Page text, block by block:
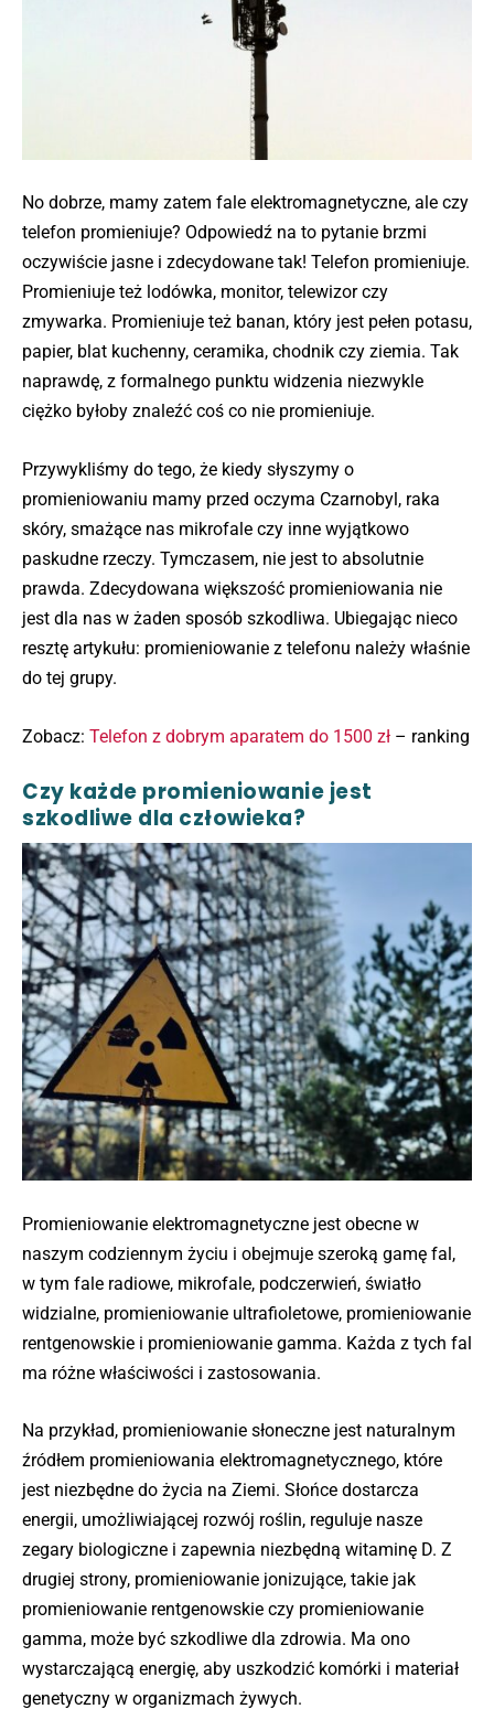
No dobrze, mamy zatem fale elektromagnetyczne, ale czy
telefon promieniuje? Odpowiedź na to pytanie brzmi
oczywiście jasne i zdecydowane tak! Telefon promieniuje.
Promieniuje też lodówka, monitor, telewizor czy
zmywarka. Promieniuje też banan, który jest pełen potasu,
papier, blat kuchenny, ceramika, chodnik czy ziemia. Tak
naprawdę, z formalnego punktu widzenia niezwykle
ciężko byłoby znaleźć coś co nie promieniuje.
Przywykliśmy do tego, że kiedy słyszymy o
promieniowaniu mamy przed oczyma Czarnobyl, raka
skóry, smażące nas mikrofale czy inne wyjątkowo
paskudne rzeczy. Tymczasem, nie jest to absolutnie
prawda. Zdecydowana większość promieniowania nie
jest dla nas w żaden sposób szkodliwa. Ubiegając nieco
resztę artykułu: promieniowanie z telefonu należy właśnie
do tej grupy.
Zobacz: Telefon z dobrym aparatem do 1500 zł – ranking
Czy każde promieniowanie jest
szkodliwe dla człowieka?
Promieniowanie elektromagnetyczne jest obecne w
naszym codziennym życiu i obejmuje szeroką gamę fal,
w tym fale radiowe, mikrofale, podczerwień, światło
widzialne, promieniowanie ultrafioletowe, promieniowanie
rentgenowskie i promieniowanie gamma. Każda z tych fal
ma różne właściwości i zastosowania.
Na przykład, promieniowanie słoneczne jest naturalnym
źródłem promieniowania elektromagnetycznego, które
jest niezbędne do życia na Ziemi. Słońce dostarcza
energii, umożliwiającej rozwój roślin, reguluje nasze
zegary biologiczne i zapewnia niezbędną witaminę D. Z
drugiej strony, promieniowanie jonizujące, takie jak
promieniowanie rentgenowskie czy promieniowanie
gamma, może być szkodliwe dla zdrowia. Ma ono
wystarczającą energię, aby uszkodzić komórki i materiał
genetyczny w organizmach żywych.